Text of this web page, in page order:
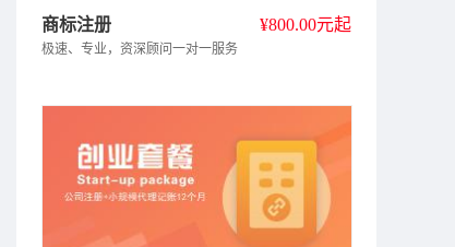
商标注册 800.00元起
极速、专业，资深顾问一对一服务